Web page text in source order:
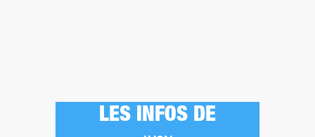
LES INFOS DE